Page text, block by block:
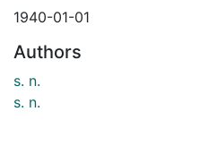
1940-01-01
Authors
s. n.
s. n.